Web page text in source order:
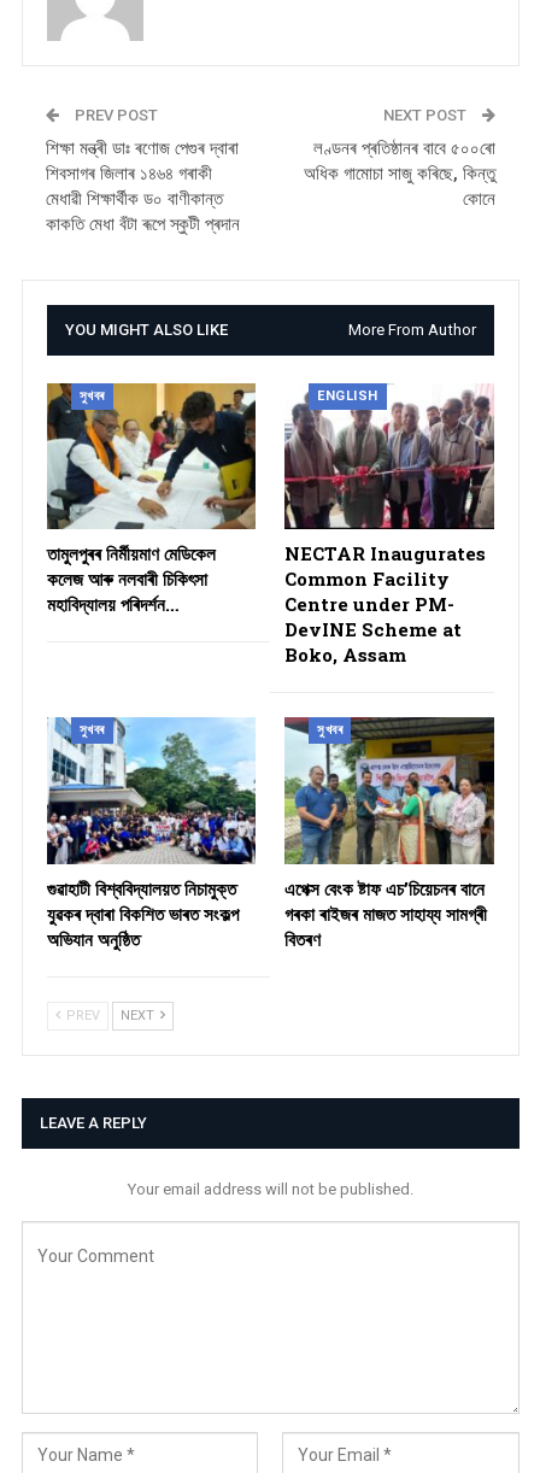
PREV POST
শিক্ষা মন্ত্ৰী ডাঃ ৰণোজ পেগুৰ দ্বাৰা
শিবসাগৰ জিলাৰ ১৪৬৪ গৰাকী
মেধাৱী শিক্ষাৰ্থীক ড০ বাণীকান্ত
কাকতি মেধা বঁটা ৰূপে স্কুটী প্ৰদান
NEXT POST
লণ্ডনৰ প্ৰতিষ্ঠানৰ বাবে ৫০০ৰো
অধিক গামোচা সাজু কৰিছে, কিন্তু
কোনে
YOU MIGHT ALSO LIKE More From Author
সুখবৰ
তামুলপুৰৰ নিৰ্মীয়মাণ মেডিকেল
কলেজ আৰু নলবাৰী চিকিৎসা
মহাবিদ্যালয় পৰিদৰ্শন…
ENGLISH
NECTAR Inaugurates
Common Facility
Centre under PM-
DevINE Scheme at
Boko, Assam
সুখবৰ
গুৱাহাটী বিশ্ববিদ্যালয়ত নিচামুক্ত
যুৱকৰ দ্বাৰা বিকশিত ভাৰত সংকল্প
অভিযান অনুষ্ঠিত
সুখবৰ
​এপেক্স বেংক ষ্টাফ এচ’চিয়েচনৰ বানে
গৰকা ৰাইজৰ মাজত সাহায্য সামগ্ৰী
বিতৰণ ​
PREV NEXT
LEAVE A REPLY
Your email address will not be published.